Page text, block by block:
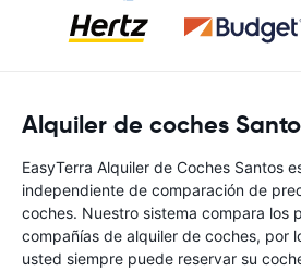
Alquiler de coches
EasyTerra Alquiler de Coches Santos
independiente de comparación de
coches. Nuestro sistema compara los
compañías de alquiler de coches, por
usted siempre puede reservar su